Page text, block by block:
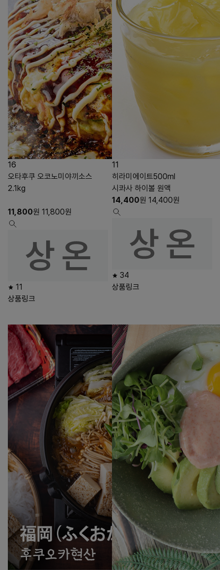
16
오타후쿠 오코노미야끼소스
2.1kg
11,800원 11,800원
11
상품링크
11
히라미에이트500ml
시콰사 하이볼 원액
14,400원 14,400원
34
상품링크